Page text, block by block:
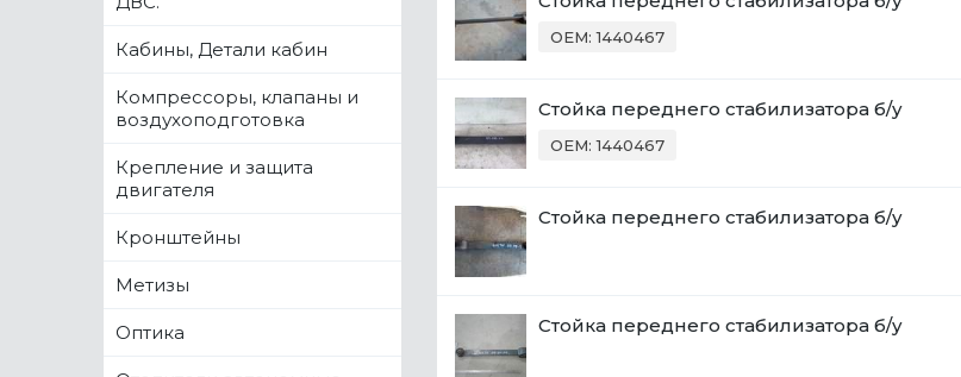
Кабины, Детали кабин
Компрессоры, клапаны и
воздухоподготовка
Крепление и защита
двигателя
Кронштейны
Метизы
Оптика
OEM: 1440467
Стойка переднего стабилизатора б/у
OEM: 1440467
Стойка переднего стабилизатора б/у
Стойка переднего стабилизатора б/у